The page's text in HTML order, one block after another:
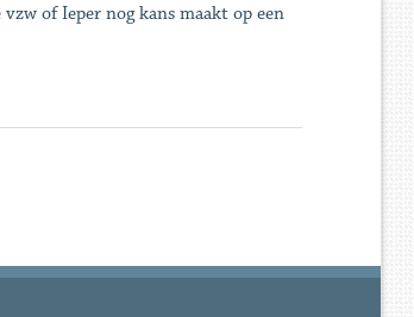
of Ieper nog kans maakt op een